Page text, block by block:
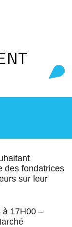
des fondatrices
sur leur
à 17H00 –